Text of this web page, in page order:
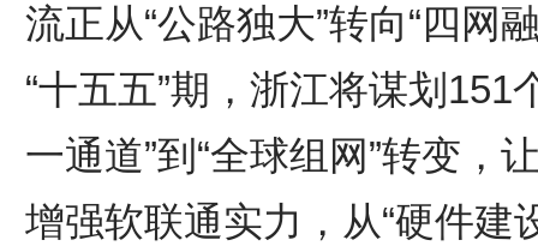
流正从“公路独大”转向“四网
“十五五”期，浙江将谋划
一通道”到“全球组网”转变，
增强软联通实力，从“硬件建